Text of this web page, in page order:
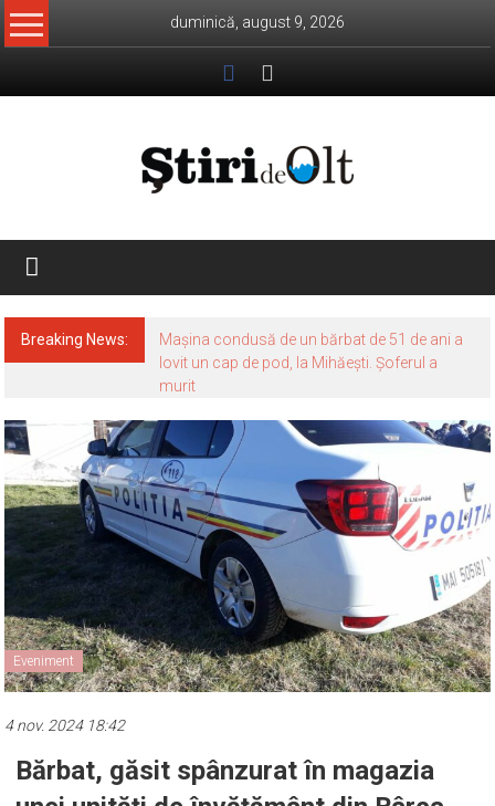
Skip
to
duminică, august 9, 2026
Știri
de
Olt
Breaking News:
Mașina condusă de un bărbat de 51 de ani a
lovit un cap de pod, la Mihăești. Șoferul a
murit
Eveniment
4 nov. 2024 18:42
Bărbat, găsit spânzurat în magazia